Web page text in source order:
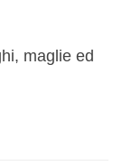
maglie ed